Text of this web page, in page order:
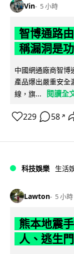
Vin 5 小時
智博通路
稱漏洞是
中國網通廠商智
產品爆出嚴重安全
線，旗...
閱讀全
229 58 ↗
科技娛樂 生活
Lawton 5 小時
熊本地震
人、逃生